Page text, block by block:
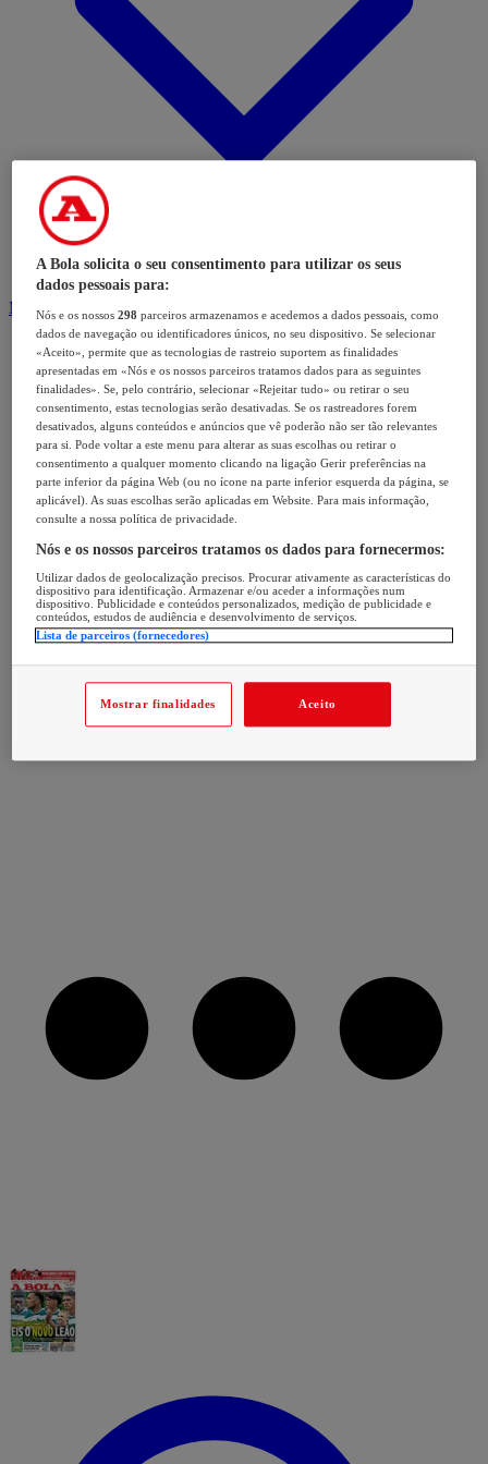
Modalidades
A Bola solicita o seu consentimento para utilizar os seus
dados pessoais para:
Nós e os nossos298 parceiros armazenamos e acedemos a dados pessoais, como
dados de navegação ou identificadores únicos, no seu dispositivo. Se selecionar
«Aceito», permite que as tecnologias de rastreio suportem as finalidades
apresentadas em «Nós e os nossos parceiros tratamos dados para as seguintes
finalidades». Se, pelo contrário, selecionar «Rejeitar tudo» ou retirar o seu
consentimento, estas tecnologias serão desativadas. Se os rastreadores forem
desativados, alguns conteúdos e anúncios que vê poderão não ser tão relevantes
para si. Pode voltar a este menu para alterar as suas escolhas ou retirar o
consentimento a qualquer momento clicando na ligação Gerir preferências na
parte inferior da página Web (ou no ícone na parte inferior esquerda da página, se
aplicável). As suas escolhas serão aplicadas em Website. Para mais informação,
consulte a nossa política de privacidade.
Nós e os nossos parceiros tratamos os dados para fornecermos:
Utilizar dados de geolocalização precisos. Procurar ativamente as características do
dispositivo para identificação. Armazenar e/ou aceder a informações num
dispositivo. Publicidade e conteúdos personalizados, medição de publicidade e
conteúdos, estudos de audiência e desenvolvimento de serviços.
Lista de parceiros (fornecedores)
Mostrar finalidades Aceito